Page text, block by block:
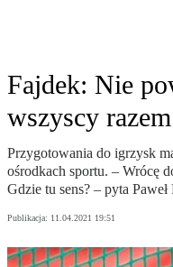
Fajdek: Nie
wszyscy
Przygotowania do igrzysk
ośrodkach sportu. – Wrócę
Gdzie tu sens? – pyta Paweł
Publikacja: 11.04.2021 19:51